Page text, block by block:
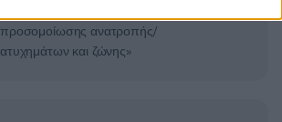
προσομοίωσης ανατροπής/
ατυχημάτων και ζώνης»